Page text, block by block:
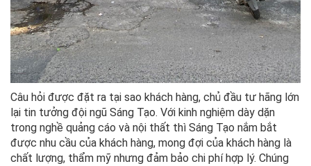
Câu hỏi được đặt ra tại sao khách hàng, chủ đầu tư hãng lớn
lại tin tưởng đội ngũ Sáng Tạo. Với kinh nghiệm dày dặn
trong nghề quảng cáo và nội thất thì Sáng Tạo nắm bắt
được nhu cầu của khách hàng, mong đợi của khách hàng là
chất lượng, thẩm mỹ nhưng đảm bảo chi phí hợp lý. Chúng